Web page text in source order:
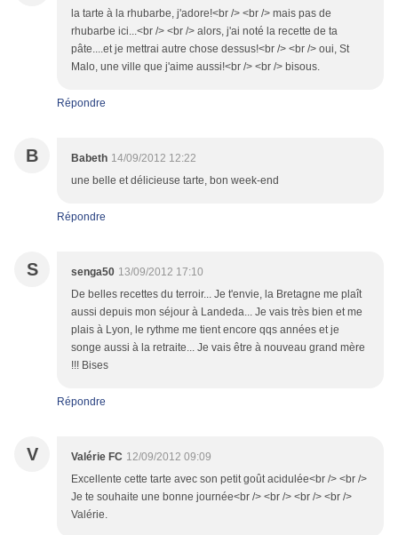
la tarte à la rhubarbe, j'adore!<br /> <br /> mais pas de
rhubarbe ici...<br /> <br /> alors, j'ai noté la recette de ta
pâte....et je mettrai autre chose dessus!<br /> <br /> oui, St
Malo, une ville que j'aime aussi!<br /> <br /> bisous.
Répondre
B Babeth 14/09/2012 12:22
une belle et délicieuse tarte, bon week-end
Répondre
S senga50 13/09/2012 17:10
De belles recettes du terroir... Je t'envie, la Bretagne me plaît
aussi depuis mon séjour à Landeda... Je vais très bien et me
plais à Lyon, le rythme me tient encore qqs années et je
songe aussi à la retraite... Je vais être à nouveau grand mère
!!! Bises
Répondre
V Valérie FC 12/09/2012 09:09
Excellente cette tarte avec son petit goût acidulée<br /> <br />
Je te souhaite une bonne journée<br /> <br /> <br /> <br />
Valérie.